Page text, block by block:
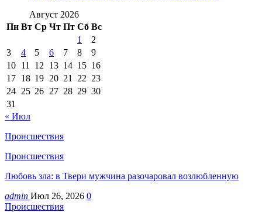
Август 2026
Пн Вт Ср Чт Пт Сб Вс
1
2
3
4 5 6 7 8
9
10 11 12 13 14 15 16
17 18 19 20 21 22 23
24 25 26 27 28 29 30
31
« Июл
Происшествия
Происшествия
Любовь зла: в Твери мужчина разочаровал возлюбленную
admin Июл 26, 2026 0
Происшествия